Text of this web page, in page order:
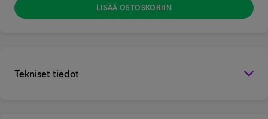
LISÄÄ OSTOSKORIIN
Tekniset tiedot